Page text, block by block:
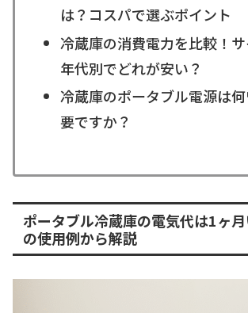
は？コスパで選ぶポイント
冷蔵庫の消費電力を比較！サ
年代別でどれが安い？
冷蔵庫のポータブル電源は
要ですか？
ポータブル冷蔵庫の電気代は1ヶ
の使用例から解説